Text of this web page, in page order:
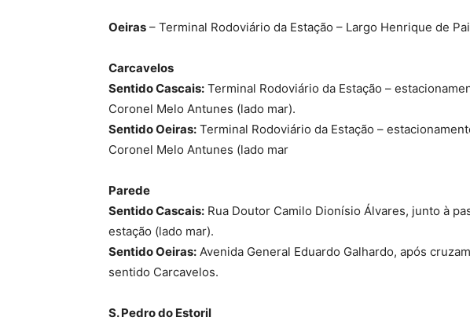
Oeiras – Terminal Rodoviário da Estação – Largo Henrique de
Carcavelos
Sentido Cascais: Terminal Rodoviário da Estação –
Coronel Melo Antunes (lado mar).
Sentido Oeiras: Terminal Rodoviário da Estação –
Coronel Melo Antunes (lado mar
Parede
Sentido Cascais: Rua Doutor Camilo Dionísio Álvares, junto à
estação (lado mar).
Sentido Oeiras: Avenida General Eduardo Galhardo, após
sentido Carcavelos.
S. Pedro do Estoril